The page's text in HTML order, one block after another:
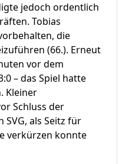
jedoch ordentlich
Tobias
die
(66.). Erneut
vor dem
– das Spiel hatte
Kleiner
Schluss der
als Seitz für
verkürzen konnte